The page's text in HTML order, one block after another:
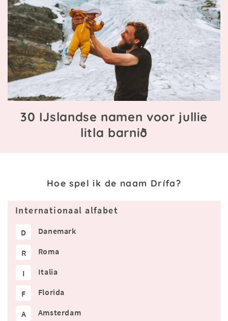
30 IJslandse namen voor jullie
litla barnið
Hoe spel ik de naam Drífa?
Internationaal alfabet
D Danemark
R Roma
I Italia
F Florida
A Amsterdam